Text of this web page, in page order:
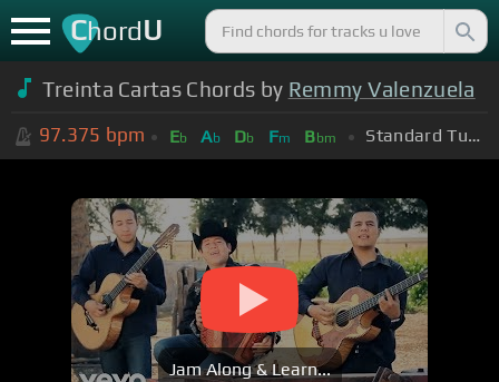
ChordU
Treinta Cartas Chords by Remmy Valenzuela
97.375 bpm Eb Ab Db Fm Bbm Standard Tuning (EADGBE)
Jam Along & Learn...